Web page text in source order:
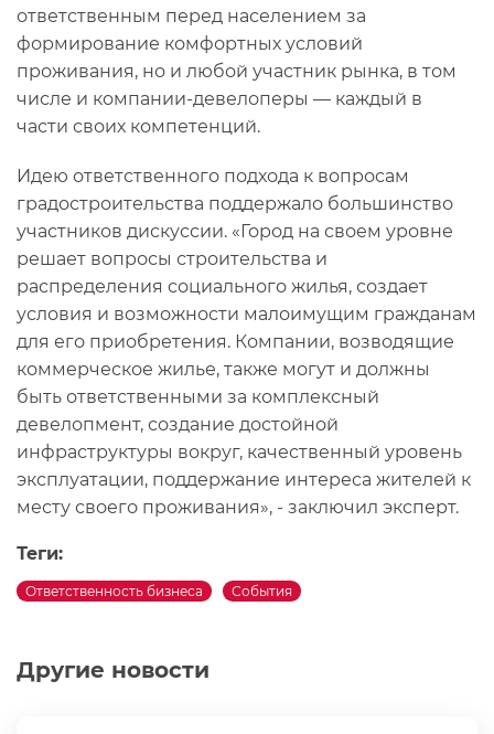
Другие новости
ответственным перед населением за
формирование комфортных условий
проживания, но и любой участник рынка, в том
числе и компании-девелоперы — каждый в
части своих компетенций.
Идею ответственного подхода к вопросам
градостроительства поддержало большинство
участников дискуссии. «Город на своем уровне
решает вопросы строительства и
распределения социального жилья, создает
условия и возможности малоимущим гражданам
для его приобретения. Компании, возводящие
коммерческое жилье, также могут и должны
быть ответственными за комплексный
девелопмент, создание достойной
инфраструктуры вокруг, качественный уровень
эксплуатации, поддержание интереса жителей к
месту своего проживания», - заключил эксперт.
Теги:
Ответственность бизнеса События